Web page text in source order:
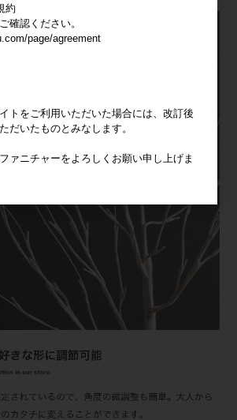
約
確認ください。
page/agreement
トをご利用いただいた場合には、改訂後
だいたものとみなします。
ァニチャーをよろしくお願い申し上げま